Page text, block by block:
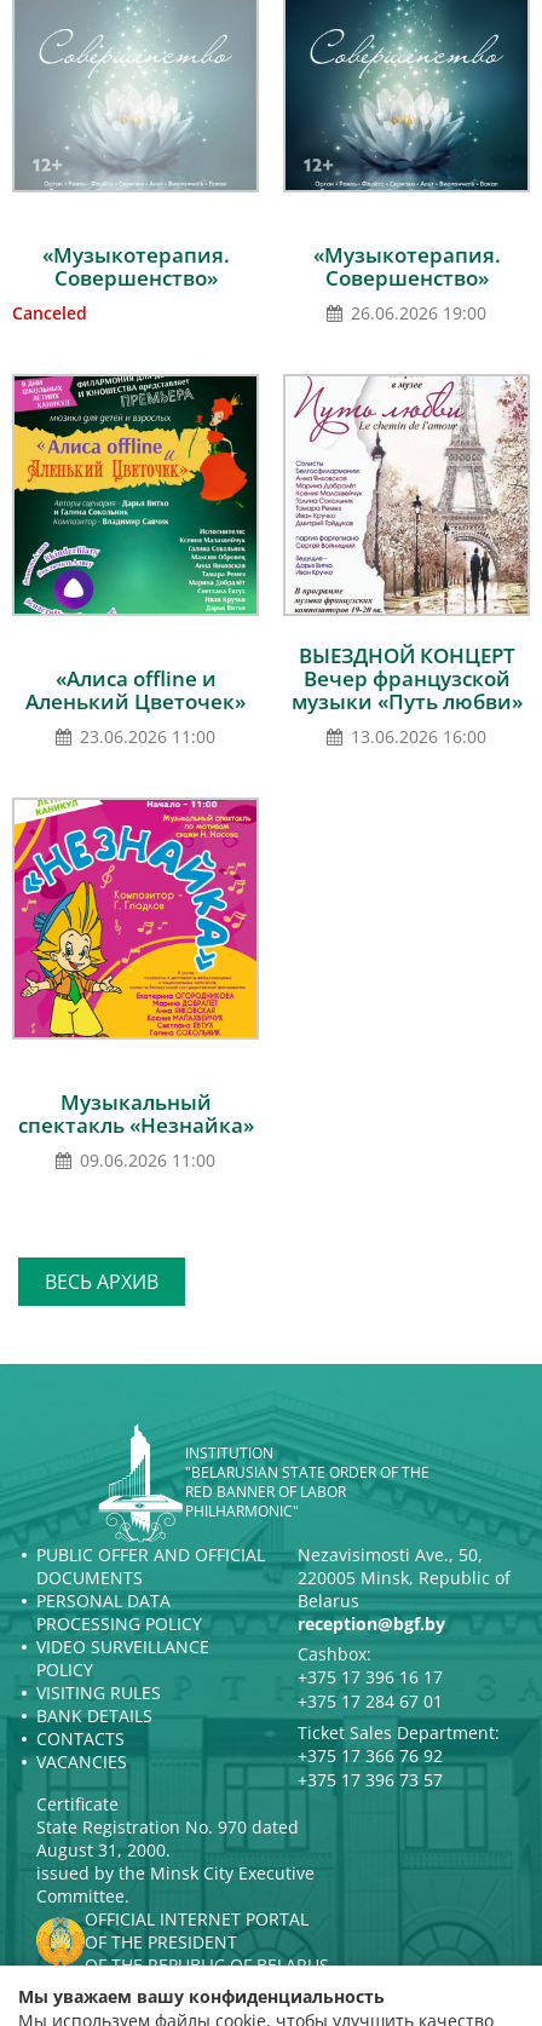
«Музыкотерапия.
Совершенство»
Canceled
«Музыкотерапия.
Совершенство»
26.06.2026 19:00
«Алиса offline и
Аленький Цветочек»
23.06.2026 11:00
ВЫЕЗДНОЙ КОНЦЕРТ
Вечер французской
музыки «Путь любви»
13.06.2026 16:00
Музыкальный
спектакль «Незнайка»
09.06.2026 11:00
ВЕСЬ АРХИВ
INSTITUTION
"BELARUSIAN STATE ORDER OF THE
RED BANNER OF LABOR
PHILHARMONIC"
PUBLIC OFFER AND OFFICIAL
DOCUMENTS
PERSONAL DATA
PROCESSING POLICY
VIDEO SURVEILLANCE
POLICY
VISITING RULES
BANK DETAILS
CONTACTS
VACANCIES
Nezavisimosti Ave., 50,
220005 Minsk, Republic of
Belarus
reception@bgf.by
Cashbox:
+375 17 396 16 17
+375 17 284 67 01
Ticket Sales Department:
+375 17 366 76 92
+375 17 396 73 57
Certificate
State Registration No. 970 dated
August 31, 2000.
issued by the Minsk City Executive
Committee.
OFFICIAL INTERNET PORTAL
OF THE PRESIDENT
OF THE REPUBLIC OF BELARUS
MINISTRY OF CULTURE OF THE
REPUBLIC OF BELARUS
Мы уважаем вашу конфиденциальность
Мы используем файлы cookie, чтобы улучшить качество